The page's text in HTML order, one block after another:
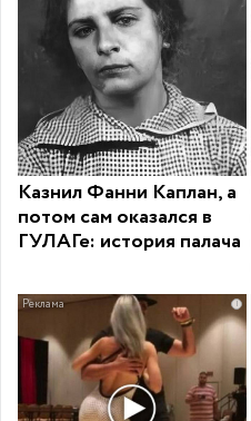
Казнил Фанни Каплан, а
потом сам оказался в
ГУЛАГе: история палача
i